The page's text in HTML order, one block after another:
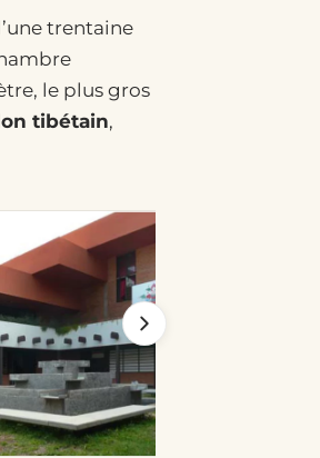
trentaine
le plus gros
tibétain,